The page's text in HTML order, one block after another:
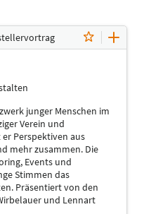
junger Menschen im
Verein und
Perspektiven aus
mehr zusammen. Die
Events und
Stimmen das
Präsentiert von den
und Lennart